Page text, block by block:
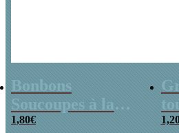
Bonbons
Soucoupes à la
poudre (x20)
1,80€
x